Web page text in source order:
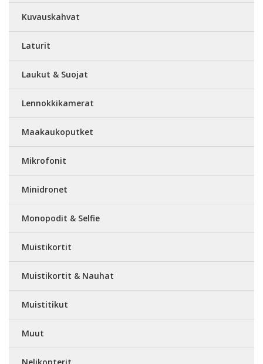
Kuvauskahvat
Laturit
Laukut & Suojat
Lennokkikamerat
Maakaukoputket
Mikrofonit
Minidronet
Monopodit & Selfie
Muistikortit
Muistikortit & Nauhat
Muistitikut
Muut